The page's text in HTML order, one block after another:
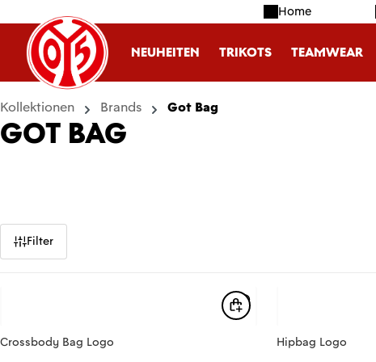
Hauptinhalt springen
Zur Suche springen
Zur Hauptnavigation springen Home
NEUHEITEN TRIKOTS TEAMWEAR
Kollektionen Brands Got Bag
GOT BAG
Filter
Crossbody Bag Logo Hipbag Logo